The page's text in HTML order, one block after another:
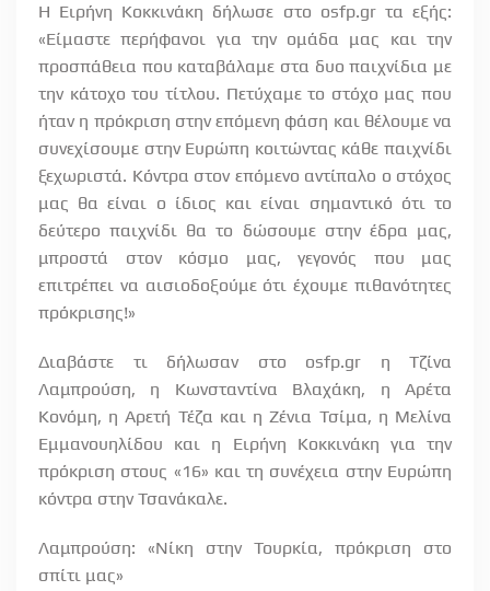
Η Ειρήνη Κοκκινάκη δήλωσε στο osfp.gr τα εξής:
«Είμαστε περήφανοι για την ομάδα μας και την
προσπάθεια που καταβάλαμε στα δυο παιχνίδια με
την κάτοχο του τίτλου. Πετύχαμε το στόχο μας που
ήταν η πρόκριση στην επόμενη φάση και θέλουμε να
συνεχίσουμε στην Ευρώπη κοιτώντας κάθε παιχνίδι
ξεχωριστά. Κόντρα στον επόμενο αντίπαλο ο στόχος
μας θα είναι ο ίδιος και είναι σημαντικό ότι το
δεύτερο παιχνίδι θα το δώσουμε στην έδρα μας,
μπροστά στον κόσμο μας, γεγονός που μας
επιτρέπει να αισιοδοξούμε ότι έχουμε πιθανότητες
πρόκρισης!»
Διαβάστε τι δήλωσαν στο osfp.gr η Τζίνα
Λαμπρούση, η Κωνσταντίνα Βλαχάκη, η Αρέτα
Κονόμη, η Αρετή Τέζα και η Ζένια Τσίμα, η Μελίνα
Εμμανουηλίδου και η Ειρήνη Κοκκινάκη για την
πρόκριση στους «16» και τη συνέχεια στην Ευρώπη
κόντρα στην Τσανάκαλε.
Λαμπρούση: «Νίκη στην Τουρκία, πρόκριση στο
σπίτι μας»